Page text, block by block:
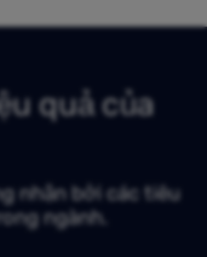
quả của
nhận bởi các tiêu
ngành.